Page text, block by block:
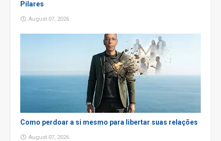
Pilares
August 07, 2026
Como perdoar a si mesmo para libertar suas relações
August 07, 2026